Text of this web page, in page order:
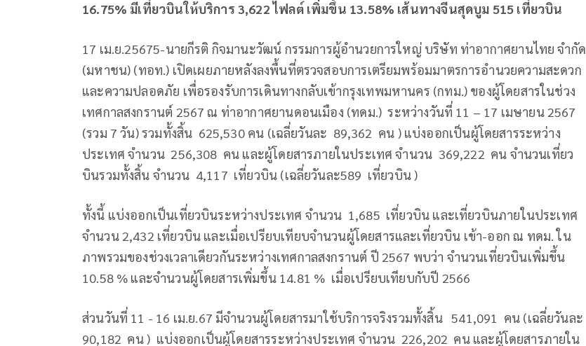
16.75% มีเที่ยวบินให้บริการ 3,622 ไฟลต์ เพิ่มขึ้น 13.58% เส้นทางจีนสุดบูม 515 เที่ยวบิน
17 เม.ย.25675-นายกีรติ กิจมานะวัฒน์ กรรมการผู้อำนวยการใหญ่ บริษัท ท่าอากาศยานไทย จำกัด
(มหาชน) (ทอท.) เปิดเผยภายหลังลงพื้นที่ตรวจสอบการเตรียมพร้อมมาตรการอำนวยความสะดวก
และความปลอดภัย เพื่อรองรับการเดินทางกลับเข้ากรุงเทพมหานคร (กทม.) ของผู้โดยสารในช่วง
เทศกาลสงกรานต์ 2567 ณ ท่าอากาศยานดอนเมือง (ทดม.) ระหว่างวันที่ 11 – 17 เมษายน 2567
(รวม 7 วัน) รวมทั้งสิ้น 625,530 คน (เฉลี่ยวันละ 89,362 คน ) แบ่งออกเป็นผู้โดยสารระหว่าง
ประเทศ จำนวน 256,308 คน และผู้โดยสารภายในประเทศ จำนวน 369,222 คน จำนวนเที่ยว
บินรวมทั้งสิ้น จำนวน 4,117 เที่ยวบิน (เฉลี่ยวันละ589 เที่ยวบิน )
ทั้งนี้ แบ่งออกเป็นเที่ยวบินระหว่างประเทศ จำนวน 1,685 เที่ยวบิน และเที่ยวบินภายในประเทศ
จำนวน 2,432 เที่ยวบิน และเมื่อเปรียบเทียบจำนวนผู้โดยสารและเที่ยวบิน เข้า-ออก ณ ทดม. ใน
ภาพรวมของช่วงเวลาเดียวกันระหว่างเทศกาลสงกรานต์ ปี 2567 พบว่า จำนวนเที่ยวบินเพิ่มขึ้น
10.58 % และจำนวนผู้โดยสารเพิ่มขึ้น 14.81 % เมื่อเปรียบเทียบกับปี 2566
ส่วนวันที่ 11 - 16 เม.ย.67 มีจำนวนผู้โดยสารมาใช้บริการจริงรวมทั้งสิ้น 541,091 คน (เฉลี่ยวันละ
90,182 คน ) แบ่งออกเป็นผู้โดยสารระหว่างประเทศ จำนวน 226,202 คน และผู้โดยสารภายใน